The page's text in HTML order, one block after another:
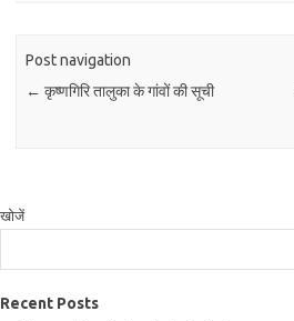
Post navigation
← कृष्णगिरि तालुका के गांवों की सूची
खोजें
Recent Posts